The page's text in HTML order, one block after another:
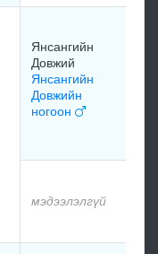
Янсангийн
Довжий
Янсангийн
Довжийн
ногоон
мэдээлэлгүй